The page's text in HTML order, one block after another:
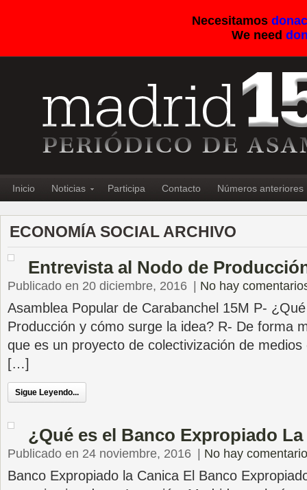
Necesitamos
We need
Inicio Noticias Participa Contacto Números anteriores
ECONOMÍA SOCIAL ARCHIVO
Entrevista al Nodo de
Publicado en 20 diciembre, 2016 No hay
Asamblea Popular de Carabanchel 15M P-
Producción y cómo surge la idea? R- De forma
que es un proyecto de colectivización de
[…]
Sigue Leyendo...
¿Qué es el Banco Expropiado
Publicado en 24 noviembre, 2016 No hay
Banco Expropiado la Canica El Banco